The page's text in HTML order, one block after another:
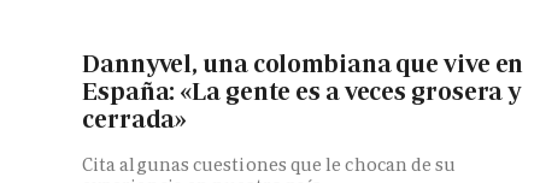
Dannyvel, una colombiana que vive en
España: «La gente es a veces grosera y
cerrada»
Cita algunas cuestiones que le chocan de su